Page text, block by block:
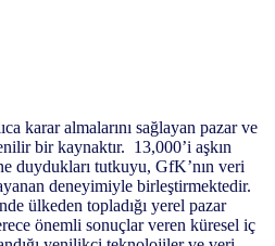
karar almalarını sağlayan pazar ve
bir kaynaktır. 13,000’i aşkın
duydukları tutkuyu, GfK’nın veri
deneyimiyle birleştirmektedir.
ülkeden topladığı yerel pazar
önemli sonuçlar veren küresel iç